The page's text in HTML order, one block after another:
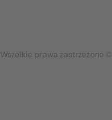
Wszelkie prawa zastrzeżone